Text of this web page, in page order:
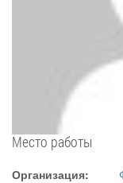
Место работы
Организация: